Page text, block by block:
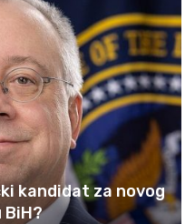
kandidat za novog